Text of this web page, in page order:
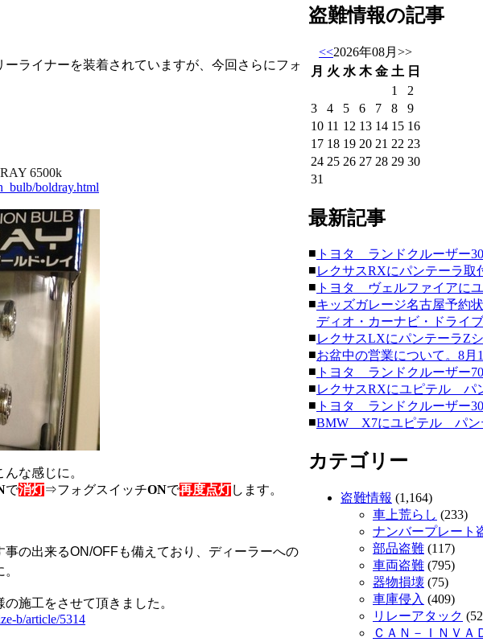
ライナーを装着されていますが、今回さらにフォ
6500k
boldray.html
な感じに。
で消灯⇒フォグスイッチONで再度点灯します。
の出来るON/OFFも備えており、ディーラーへの
施工をさせて頂きました。
b/article/5314
盗難情報の記事
<<2026年08月 >>
月 火 水 木 金 土 日
1
2
3
4 5 6 7 8
9
10 11 12 13 14 15 16
17 18 19 20 21 22 23
24 25 26 27 28 29 30
31
最新記事
■ トヨタ ランドクルーザー
■レクサスRXにパンテーラ取
■ トヨタ ヴェルファイアに
■キッズガレージ名古屋予約
ディオ・カーナビ・ドライ
■レクサスLXにパンテーラZ
■お盆中の営業について。8月
■ トヨタ ランドクルーザー
■レクサスRXにユピテル パ
■ トヨタ ランドクルーザー
■BMW X7にユピテル パン
カテゴリー
盗難情報 (1,164)
車上荒らし (233)
ナンバープレート
部品盗難 (117)
車両盗難 (795)
器物損壊 (75)
車庫侵入 (409)
リレーアタック
ＣＡＮ－ＩＮＶＡ